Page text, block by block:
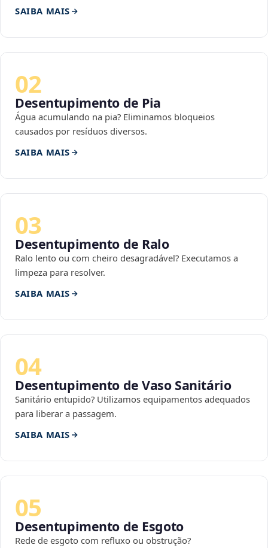
SAIBA MAIS
02
Desentupimento de Pia
Água acumulando na pia? Eliminamos bloqueios
causados por resíduos diversos.
SAIBA MAIS
03
Desentupimento de Ralo
Ralo lento ou com cheiro desagradável? Executamos a
limpeza para resolver.
SAIBA MAIS
04
Desentupimento de Vaso Sanitário
Sanitário entupido? Utilizamos equipamentos adequados
para liberar a passagem.
SAIBA MAIS
05
Desentupimento de Esgoto
Rede de esgoto com refluxo ou obstrução?